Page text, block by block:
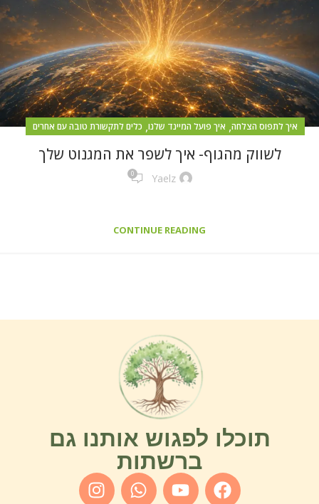
איך לתפוס הצלחה, איך פועל המיינד שלנו, כלים לתקשורת טובה עם אחרים
לשווק מהגוף- איך לשפר את המגנוט שלך
Yaelz
0
CONTINUE READING
תוכלו לפגוש אותנו גם
ברשתות